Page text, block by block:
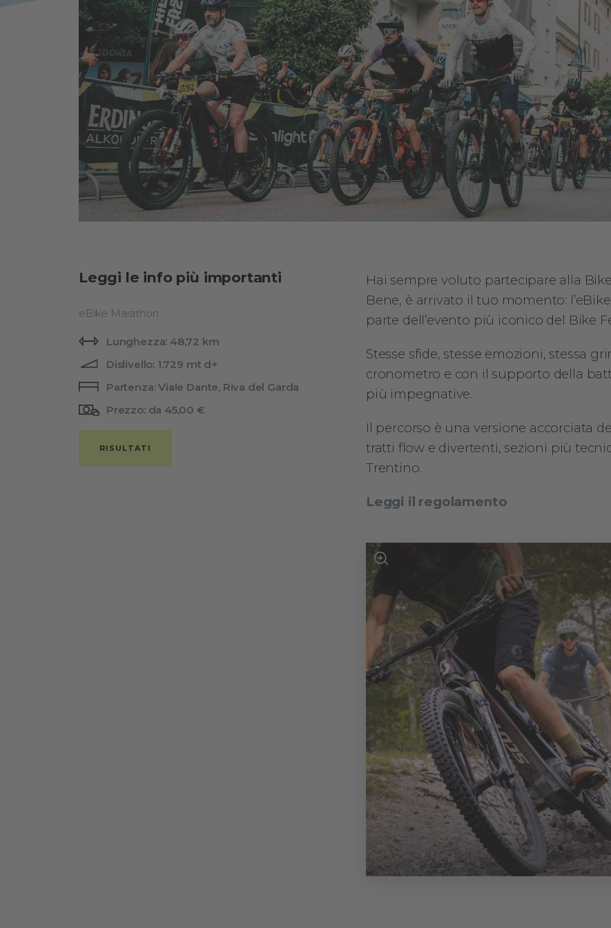
Leggi le info più importanti
eBike Marathon
Lunghezza: 48,72 km
Dislivello: 1.729 mt d+
Partenza: Viale Dante, Riva del Garda
Prezzo: da 45,00 €
RISULTATI
Hai sempre voluto partecipare alla
Bene, è arrivato il tuo momento:
parte dell’evento più iconico del Bike
Stesse sfide, stesse emozioni, stessa
cronometro e con il supporto della
più impegnative.
Il percorso è una versione accorciata
tratti flow e divertenti, sezioni più
Trentino.
Leggi il regolamento